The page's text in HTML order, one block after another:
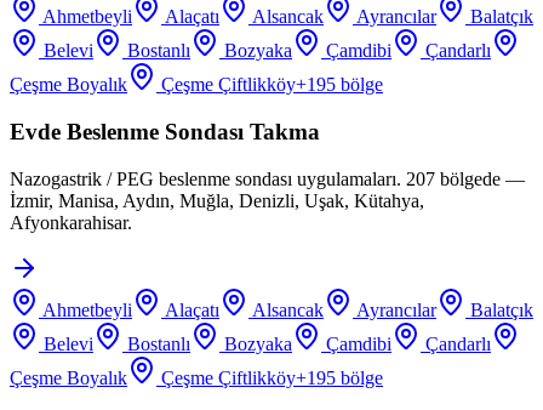
Ahmetbeyli Alaçatı Alsancak Ayrancılar
Balatçık
Belevi
Bostanlı Bozyaka Çamdibi
Çandarlı
Çeşme Boyalık
Çeşme Çiftlikköy+195 bölge
Evde Beslenme Sondası Takma
Nazogastrik / PEG beslenme sondası uygulamaları. 207 bölgede —
İzmir, Manisa, Aydın, Muğla, Denizli, Uşak, Kütahya,
Afyonkarahisar.
Ahmetbeyli Alaçatı Alsancak Ayrancılar
Balatçık
Belevi
Bostanlı Bozyaka Çamdibi
Çandarlı
Çeşme Boyalık
Çeşme Çiftlikköy+195 bölge